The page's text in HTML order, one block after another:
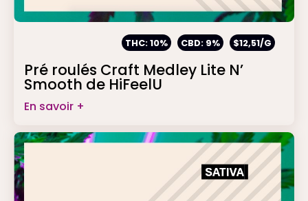
THC: 10% CBD: 9% $12,51/G
Pré roulés Craft Medley Lite N’
Smooth de HiFeelU
En savoir +